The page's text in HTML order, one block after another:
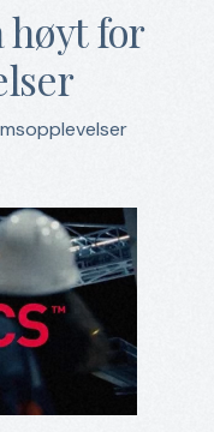
høyt for